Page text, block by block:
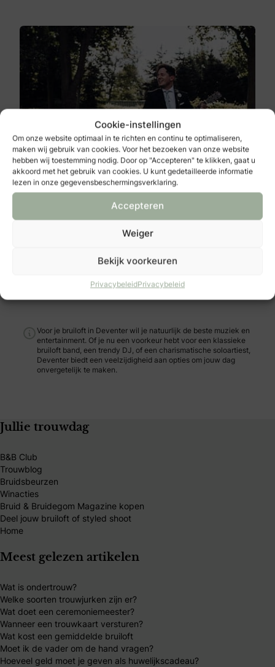
Cookie-instellingen
Om onze website optimaal in te richten en continu te optimaliseren,
maken wij gebruik van cookies. Voor het bezoeken van onze website
hebben wij toestemming nodig. Door op "Accepteren" te klikken, gaat u
akkoord met het gebruik van cookies. U kunt gedetailleerde informatie
lezen in onze gegevensbeschermingsverklaring.
Accepteren
Weiger
Bekijk voorkeuren
PrivacybeleidPrivacybeleid
MSP Licht en Geluid
Industrieweg 62A
8071 CV
Nunspeet
Bekijken
Voor je bruiloft in Deventer wil je natuurlijk de beste muziek en
entertainment. Of je nu een voorkeur hebt voor een klassieke
bruiloft band, een trendy DJ, of een charismatische soloartiest,
Deventer biedt een veelzijdigheid aan opties om jouw dag
onvergetelijk te maken.
Jullie trouwdag
B&B Club
Trouwblog
Bruidsbeurzen
Winacties
Bruid & Bruidegom Magazine kopen
Deel jouw bruiloft of styled shoot
Home
Meest gelezen artikelen
Wat is ondertrouw?
Welke soorten trouwjurken zijn er?
Wat doet een ceremoniemeester?
Wanneer een trouwkaart versturen?
Wat kost een gemiddelde bruiloft
Moet ik de vader om de hand vragen?
Hoeveel geld moet je geven als huwelijkscadeau?